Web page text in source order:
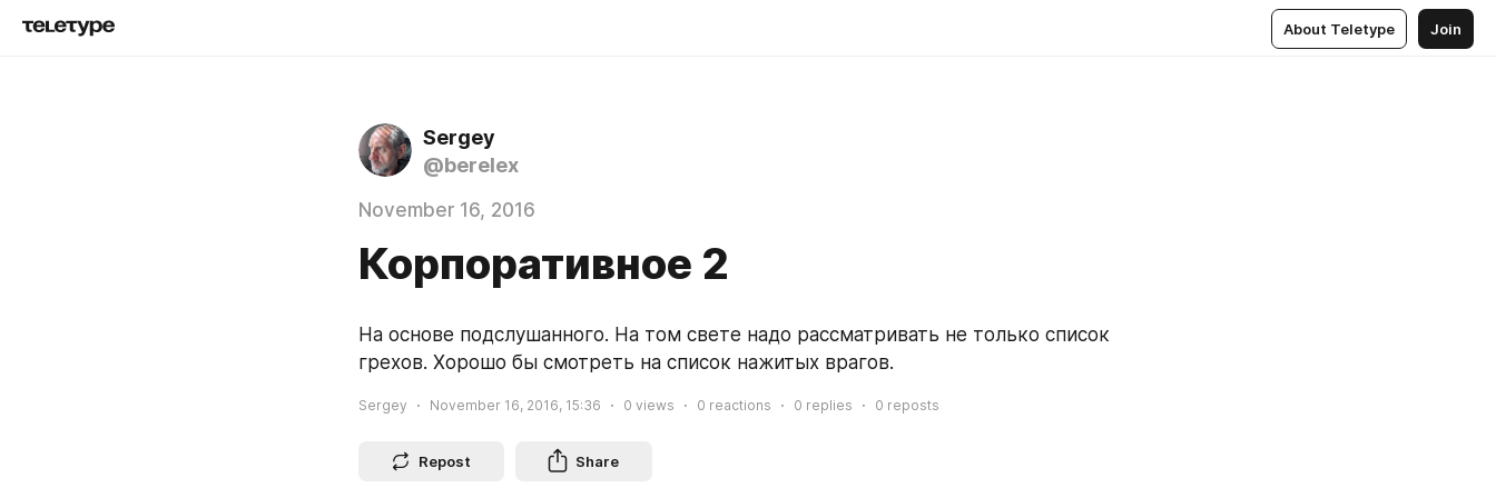
About Teletype Join
Sergey
@berelex
November 16, 2016
Корпоративное 2
На основе подслушанного. На том свете надо рассматривать не только список
грехов. Хорошо бы смотреть на список нажитых врагов.
Sergey November 16, 2016, 15:36 0 views 0 reactions 0 replies 0 reposts
Repost Share